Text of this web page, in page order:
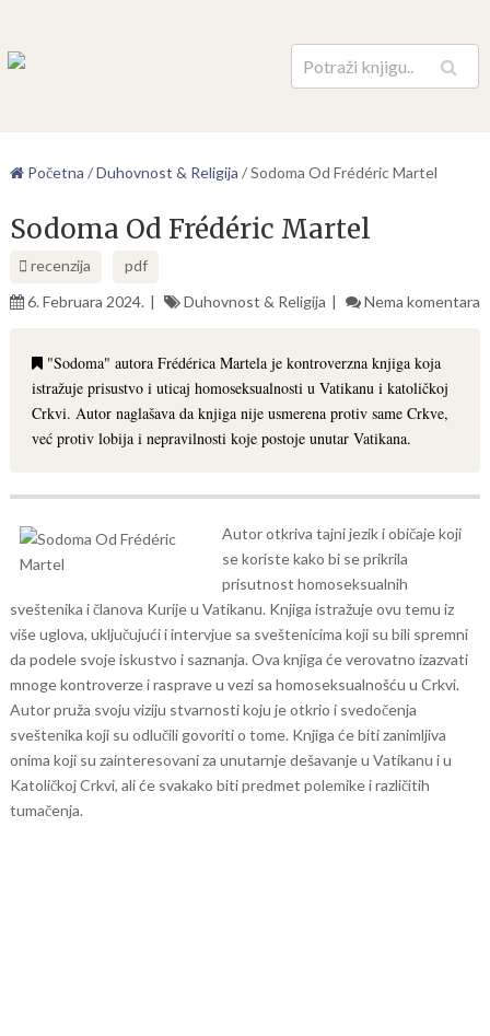
Pretraga
Početna /Duhovnost & Religija /Sodoma Od Frédéric Martel
Sodoma Od Frédéric Martel
recenzija
pdf
6. Februara 2024.
Duhovnost & Religija Nema komentara
"Sodoma" autora Frédérica Martela je kontroverzna knjiga koja
istražuje prisustvo i uticaj homoseksualnosti u Vatikanu i katoličkoj
Crkvi. Autor naglašava da knjiga nije usmerena protiv same Crkve,
već protiv lobija i nepravilnosti koje postoje unutar Vatikana.
Autor otkriva tajni jezik i običaje koji
se koriste kako bi se prikrila
prisutnost homoseksualnih
sveštenika i članova Kurije u Vatikanu. Knjiga istražuje ovu temu iz
više uglova, uključujući i intervjue sa sveštenicima koji su bili spremni
da podele svoje iskustvo i saznanja. Ova knjiga će verovatno izazvati
mnoge kontroverze i rasprave u vezi sa homoseksualnošću u Crkvi.
Autor pruža svoju viziju stvarnosti koju je otkrio i svedočenja
sveštenika koji su odlučili govoriti o tome. Knjiga će biti zanimljiva
onima koji su zainteresovani za unutarnje dešavanje u Vatikanu i u
Katoličkoj Crkvi, ali će svakako biti predmet polemike i različitih
tumačenja.